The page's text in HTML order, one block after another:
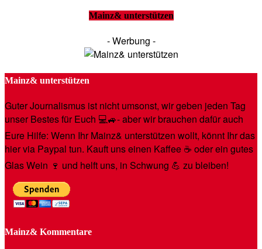
Mainz& unterstützen
- Werbung -
Mainz& unterstützen
Guter Journalismus ist nicht umsonst, wir geben jeden Tag
unser Bestes für Euch 💻🚙- aber wir brauchen dafür auch
Eure Hilfe: Wenn Ihr Mainz& unterstützen wollt, könnt Ihr das
hier via Paypal tun. Kauft uns einen Kaffee ☕️ oder ein gutes
Glas Wein 🍷 und helft uns, in Schwung 💪 zu bleiben!
Mainz& Kommentare